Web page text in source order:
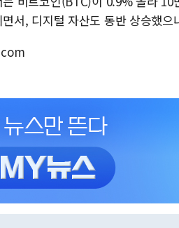
서, 디지털 자산도 동반 상승했